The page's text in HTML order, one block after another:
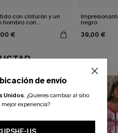
con cinturón y un
hombro con
€
negro
39,00 €
de envío
Unidos. ¿Quieres cambiar al sitio
experiencia?